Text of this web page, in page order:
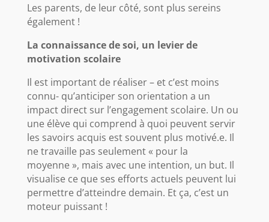
Les parents, de leur côté, sont plus sereins
également !
La connaissance de soi, un levier de
motivation scolaire
Il est important de réaliser – et c’est moins
connu- qu’anticiper son orientation a un
impact direct sur l’engagement scolaire. Un ou
une élève qui comprend à quoi peuvent servir
les savoirs acquis est souvent plus motivé.e. Il
ne travaille pas seulement « pour la
moyenne », mais avec une intention, un but. Il
visualise ce que ses efforts actuels peuvent lui
permettre d’atteindre demain. Et ça, c’est un
moteur puissant !